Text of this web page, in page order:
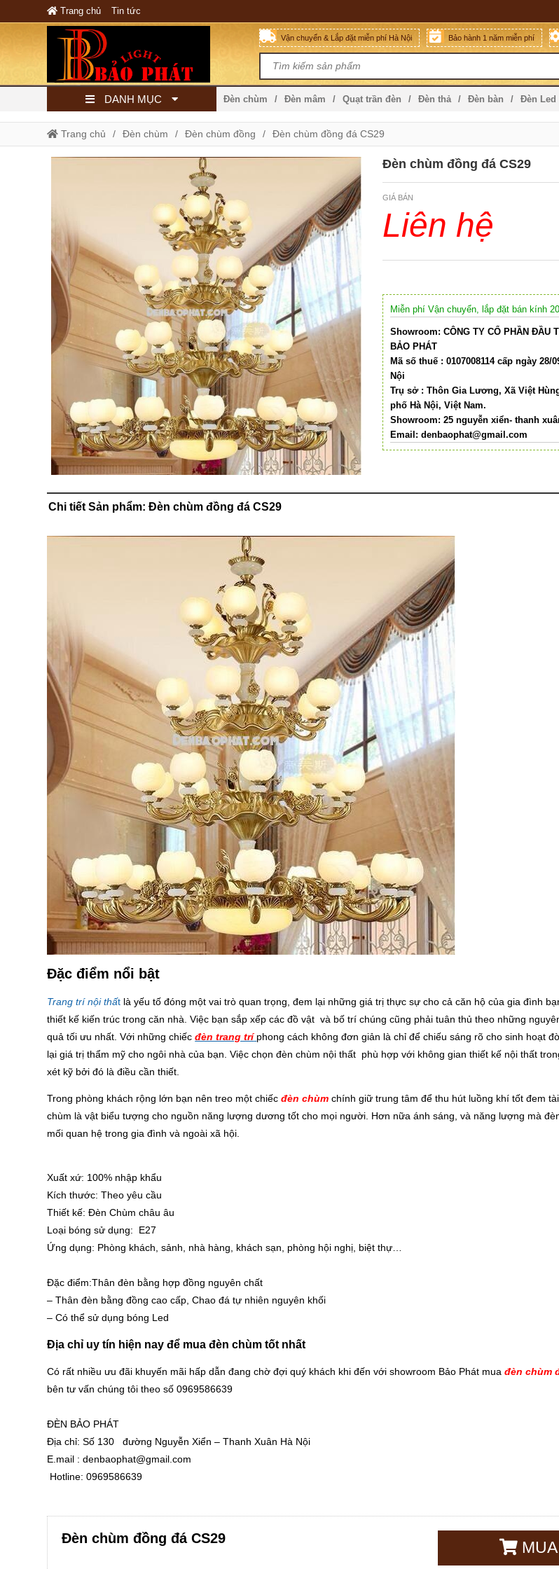
Trang chủ Tin tức
Vận chuyển & Lắp đặt miễn phí Hà Nội Bảo hành 1 năm miễn phí
DANH MỤC Đèn chùm Đèn mâm Quạt trần đèn Đèn thả Đèn bàn Đèn Led
Trang chủ Đèn chùm Đèn chùm đồng Đèn chùm đồng đá CS29
Đèn chùm đồng đá CS29
GIÁ BÁN
Liên hệ
Miễn phí Vận chuyển, lắp đặt bán kính
Showroom: CÔNG TY CỔ PHẦN ĐẦU
BẢO PHÁT
Mã số thuế : 0107008114 cấp ngày 28/
Nội
Trụ sở : Thôn Gia Lương, Xã Việt
phố Hà Nội, Việt Nam.
Showroom: 25 nguyễn xiển- thanh
Email: denbaophat@gmail.com
Chi tiết Sản phẩm: Đèn chùm đồng đá CS29
Đặc điểm nổi bật
Trang trí nội thất là yếu tố đóng một vai trò quan trọng, đem lại những giá trị thực sự cho cả căn hộ của gia đình
thiết kế kiến trúc trong căn nhà. Việc bạn sắp xếp các đồ vật và bố trí chúng cũng phải tuân thủ theo những
quả tối ưu nhất. Với những chiếcđèn trang trí phong cách không đơn giản là chỉ để chiếu sáng rõ cho sinh hoạt
lại giá trị thẩm mỹ cho ngôi nhà của bạn. Việc chọn đèn chùm nội thất phù hợp với không gian thiết kế nội thất
xét kỹ bởi đó là điều cần thiết.
Trong phòng khách rộng lớn bạn nên treo một chiếc đèn chùm chính giữ trung tâm để thu hút luồng khí tốt đem
chùm là vật biểu tượng cho nguồn năng lượng dương tốt cho mọi người. Hơn nữa ánh sáng, và năng lượng mà
mối quan hệ trong gia đình và ngoài xã hội.
Xuất xứ: 100% nhập khẩu
Kích thước: Theo yêu cầu
Thiết kế: Đèn Chùm châu âu
Loại bóng sử dụng: E27
Ứng dụng: Phòng khách, sảnh, nhà hàng, khách sạn, phòng hội nghị, biệt thự…
Đặc điểm:Thân đèn bằng hợp đồng nguyên chất
– Thân đèn bằng đồng cao cấp, Chao đá tự nhiên nguyên khối
– Có thể sử dụng bóng Led
Địa chỉ uy tín hiện nay để mua đèn chùm tốt nhất
Có rất nhiều ưu đãi khuyến mãi hấp dẫn đang chờ đợi quý khách khi đến với showroom Bảo Phát muađèn chùm
bên tư vấn chúng tôi theo số 0969586639
ĐÈN BẢO PHÁT
Địa chỉ: Số 130 đường Nguyễn Xiển – Thanh Xuân Hà Nội
E.mail :denbaophat@gmail.com
Hotline: 0969586639
Đèn chùm đồng đá CS29
MUA